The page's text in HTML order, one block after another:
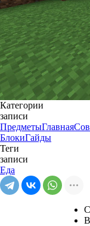
Категории
записи
ПредметыГлавная
БлокиГайды
Теги
записи
Еда